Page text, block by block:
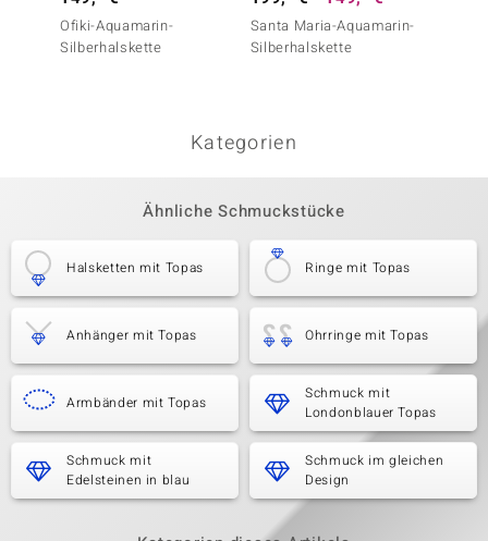
Ofiki-Aquamarin-
Silberhalskette
Santa Maria-Aquamarin-
Silberhalskette
Kategorien
Ähnliche Schmuckstücke
Halsketten mit Topas Ringe mit Topas
Anhänger mit Topas Ohrringe mit Topas
Armbänder mit Topas
Schmuck mit
Londonblauer Topas
Schmuck mit
Edelsteinen in blau
Schmuck im gleichen
Design